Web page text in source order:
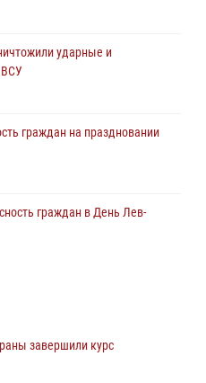
ударные и
ВСУ
граждан на праздновании
граждан в День Лев-
во время проведения
завершили курс